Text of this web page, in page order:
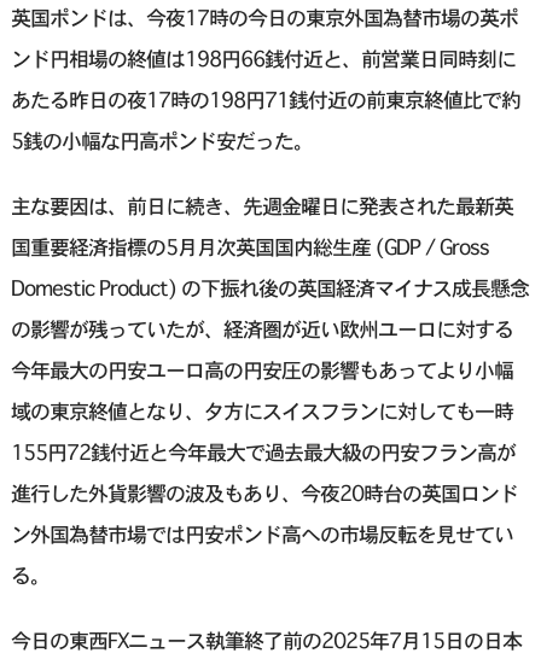
英国ポンドは、今夜17時の今日の東京外国為替市場の英ポ
ンド円相場の終値は198円66銭付近と、前営業日同時刻に
あたる昨日の夜17時の198円71銭付近の前東京終値比で約
5銭の小幅な円高ポンド安だった。
主な要因は、前日に続き、先週金曜日に発表された最新英
国重要経済指標の5月月次英国国内総生産 (GDP / Gross
Domestic Product) の下振れ後の英国経済マイナス成長懸念
の影響が残っていたが、経済圏が近い欧州ユーロに対する
今年最大の円安ユーロ高の円安圧の影響もあってより小幅
域の東京終値となり、夕方にスイスフランに対しても一時
155円72銭付近と今年最大で過去最大級の円安フラン高が
進行した外貨影響の波及もあり、今夜20時台の英国ロンド
ン外国為替市場では円安ポンド高への市場反転を見せてい
る。
今日の東西FXニュース執筆終了前の2025年7月15日の日本